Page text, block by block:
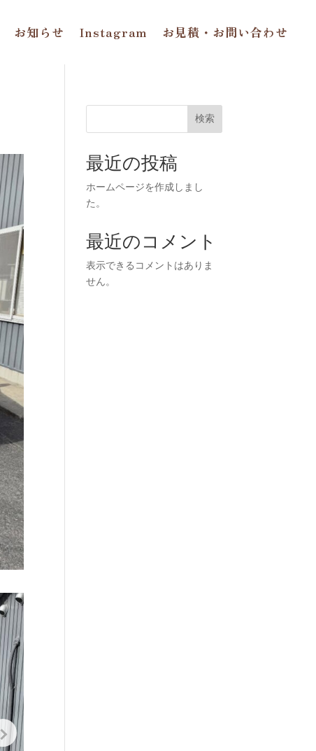
お知らせ Instagram お見積・お問い合わせ
検索
最近の投稿
ホームページを作成しまし
た。
最近のコメント
表示できるコメントはありま
せん。